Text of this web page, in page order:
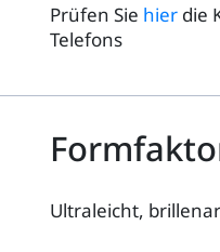
Prüfen Sie hier die
Telefons
Ultraleicht,